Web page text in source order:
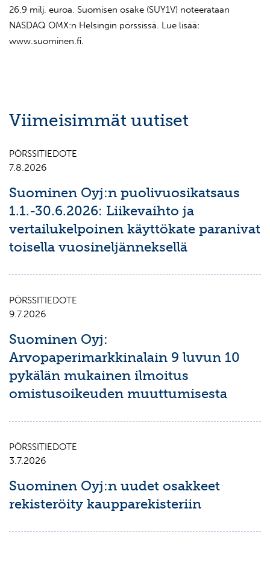
26,9 milj. euroa. Suomisen osake (SUY1V) noteerataan
NASDAQ OMX:n Helsingin pörssissä. Lue lisää:
www.suominen.fi.
Viimeisimmät uutiset
PÖRSSITIEDOTE
7.8.2026
Suominen Oyj:n puolivuosikatsaus
1.1.-30.6.2026: Liikevaihto ja
vertailukelpoinen käyttökate paranivat
toisella vuosineljänneksellä
PÖRSSITIEDOTE
9.7.2026
Suominen Oyj:
Arvopaperimarkkinalain 9 luvun 10
pykälän mukainen ilmoitus
omistusoikeuden muuttumisesta
PÖRSSITIEDOTE
3.7.2026
Suominen Oyj:n uudet osakkeet
rekisteröity kaupparekisteriin